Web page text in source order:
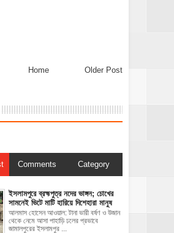
Older Post
Home
Comments Category
ইসলামপুরে ব্রহ্মপুত্র নদের ভাঙ্গন; চোখের
সামনেই ভিটে মাটি হারিয়ে দিশেহারা মানুষ
আলমাস হোসেন আওয়াল: টানা ভারী বর্ষণ ও উজান
থেকে নেমে আসা পাহাড়ি ঢলের প্রভাবে
জামালপুরের ইসলামপুর ...